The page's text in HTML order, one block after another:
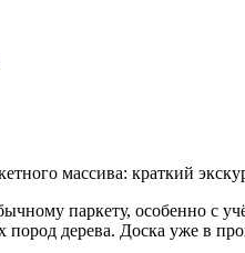
массива: краткий
паркету, особенно с
пород дерева. Доска уже в